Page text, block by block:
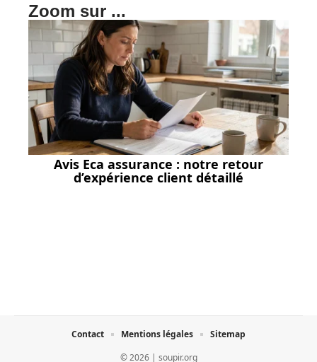
Zoom sur ...
Avis Eca assurance : notre retour
d’expérience client détaillé
© 2026 | soupir.org
Contact Mentions légales Sitemap